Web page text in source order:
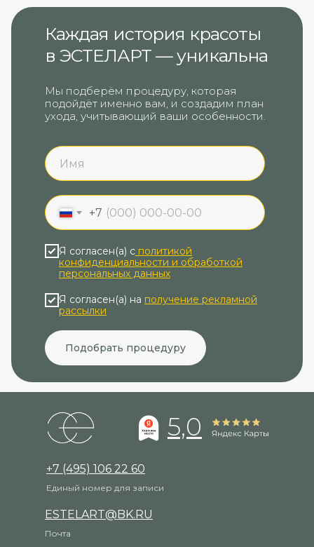
+7
Я согласен(а) с политикой
конфиденциальности и обработкой
персональных данных
Я согласен(а) на получение рекламной
рассылки
Подобрать процедуру
Каждая история красоты
в ЭСТЕЛАРТ‎ — уникальна
Мы подберём процедуру, которая
подойдёт именно вам, и создадим план
ухода, учитывающий ваши особенности.
+7 (495) 106 22 60
Единый номер для записи
ESTELART@BK.RU
Почта
5,0